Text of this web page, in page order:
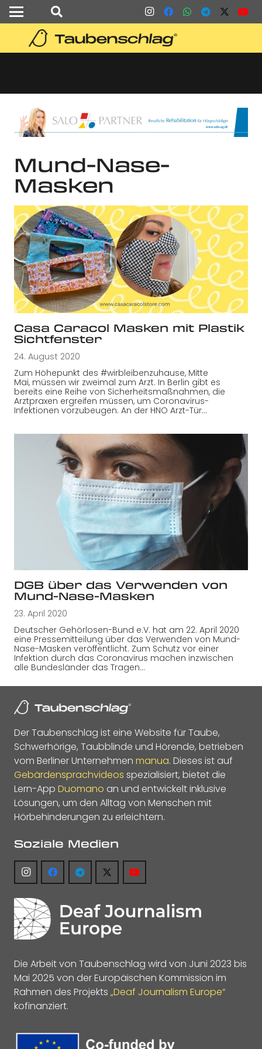
Mund-Nase-
Masken
Casa Caracol Masken mit Plastik
Sichtfenster
24. August 2020
Zum Höhepunkt des #wirbleibenzuhause, Mitte
Mai, müssen wir zweimal zum Arzt. In Berlin gibt es
bereits eine Reihe von Sicherheitsmaßnahmen, die
Arztpraxen ergreifen müssen, um Coronavirus-
Infektionen vorzubeugen. An der HNO Arzt-Tür…
DGB über das Verwenden von
Mund-Nase-Masken
23. April 2020
Deutscher Gehörlosen-Bund e.V. hat am 22. April 2020
eine Pressemitteilung über das Verwenden von Mund-
Nase-Masken veröffentlicht. Zum Schutz vor einer
Infektion durch das Coronavirus machen inzwischen
alle Bundesländer das Tragen…
Der Taubenschlag ist eine Website für Taube,
Schwerhörige, Taubblinde und Hörende, betrieben
vom Berliner Unternehmen manua. Dieses ist auf
Gebärdensprachvideos spezialisiert, bietet die
Lern-App Duomano an und entwickelt inklusive
Lösungen, um den Alltag von Menschen mit
Hörbehinderungen zu erleichtern.
Soziale Medien
Die Arbeit von Taubenschlag wird von Juni 2023 bis
Mai 2025 von der Europäischen Kommission im
Rahmen des Projekts „Deaf Journalism Europe“
kofinanziert.